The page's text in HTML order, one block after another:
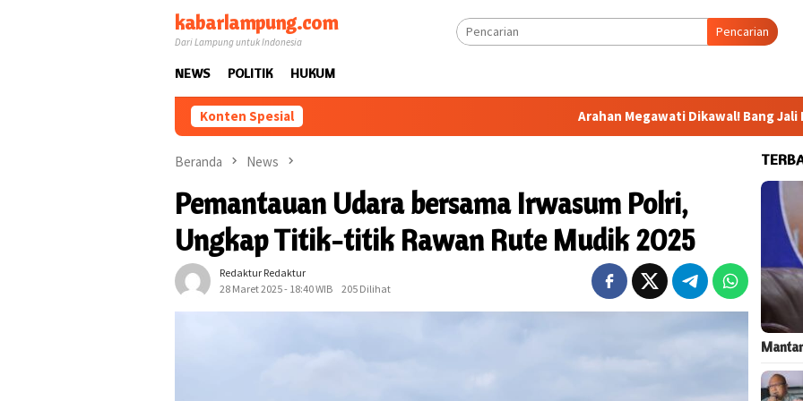
kabarlampung.com
Dari Lampung untuk Indonesia
Pencarian
NEWS POLITIK HUKUM
Konten Spesial Arahan Megawati Dikawal! Bang Jali Bakal
Beranda News
Pemantauan Udara bersama Irwasum Polri,
Ungkap Titik-titik Rawan Rute Mudik 2025
Redaktur Redaktur
28 Maret 2025 - 18:40 WIB
205 Dilihat